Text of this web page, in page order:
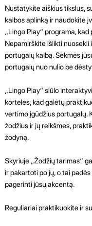
Nustatykite aiškius tikslus,
kalbos aplinką ir naudokite
„Lingo Play“ programa,
Nepamirškite išlikti
portugalų kalbą. Sėkmės
portugalų nuo nulio be
„Lingo Play“ siūlo
korteles, kad galėtų
vertimo įgūdžius portugalų.
žodžius ir jų reikšmes,
žodyną.
Skyriuje „Žodžių tarimas“
ir pakartoti po jų, o tai
pagerinti jūsų akcentą.
Reguliariai praktikuokite ir